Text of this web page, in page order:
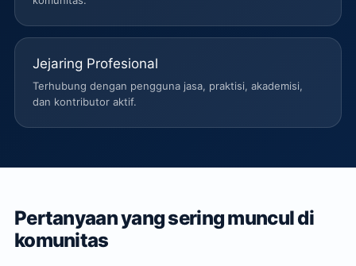
Jejaring Profesional
Terhubung dengan pengguna jasa, praktisi, akademisi,
dan kontributor aktif.
Pertanyaan yang sering muncul di
komunitas